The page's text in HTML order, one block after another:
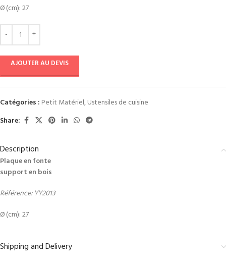
Ø (cm): 27
AJOUTER AU DEVIS
Catégories : Petit Matériel,Ustensiles de cuisine
Share:
Description
Plaque en fonte
support en bois
Référence: YY2013
Ø (cm): 27
Shipping and Delivery